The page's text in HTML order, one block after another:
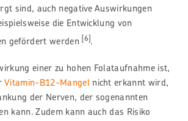
sind, auch negative Auswirkungen
die Entwicklung von
gefördert werden[6].
einer zu hohen Folataufnahme ist,
Vitamin-B12-Mangelnicht erkannt wird,
der Nerven, der sogenannten
kann. Zudem kann auch das Risiko